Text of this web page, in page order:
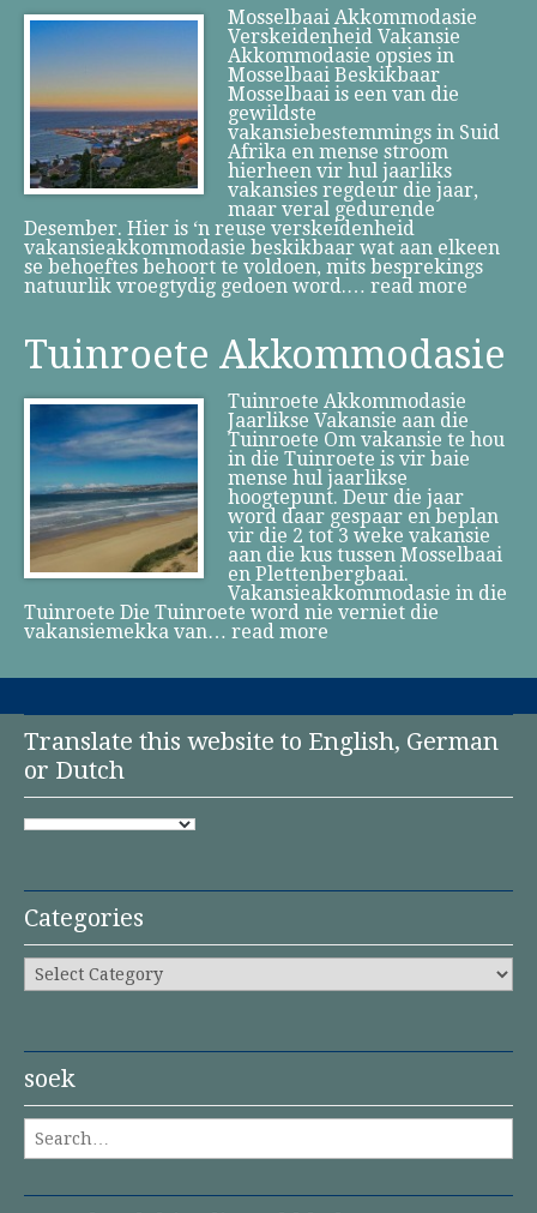
Mosselbaai Akkommodasie
Verskeidenheid Vakansie
Akkommodasie opsies in
Mosselbaai Beskikbaar
Mosselbaai is een van die
gewildste
vakansiebestemmings in Suid
Afrika en mense stroom
hierheen vir hul jaarliks
vakansies regdeur die jaar,
maar veral gedurende
Desember. Hier is ‘n reuse verskeidenheid
vakansieakkommodasie beskikbaar wat aan elkeen
se behoeftes behoort te voldoen, mits besprekings
natuurlik vroegtydig gedoen word.… read more
Tuinroete Akkommodasie
Tuinroete Akkommodasie
Jaarlikse Vakansie aan die
Tuinroete Om vakansie te hou
in die Tuinroete is vir baie
mense hul jaarlikse
hoogtepunt. Deur die jaar
word daar gespaar en beplan
vir die 2 tot 3 weke vakansie
aan die kus tussen Mosselbaai
en Plettenbergbaai.
Vakansieakkommodasie in die
Tuinroete Die Tuinroete word nie verniet die
vakansiemekka van… read more
Translate this website to English, German
or Dutch
Categories
Categories
soek
Search for: